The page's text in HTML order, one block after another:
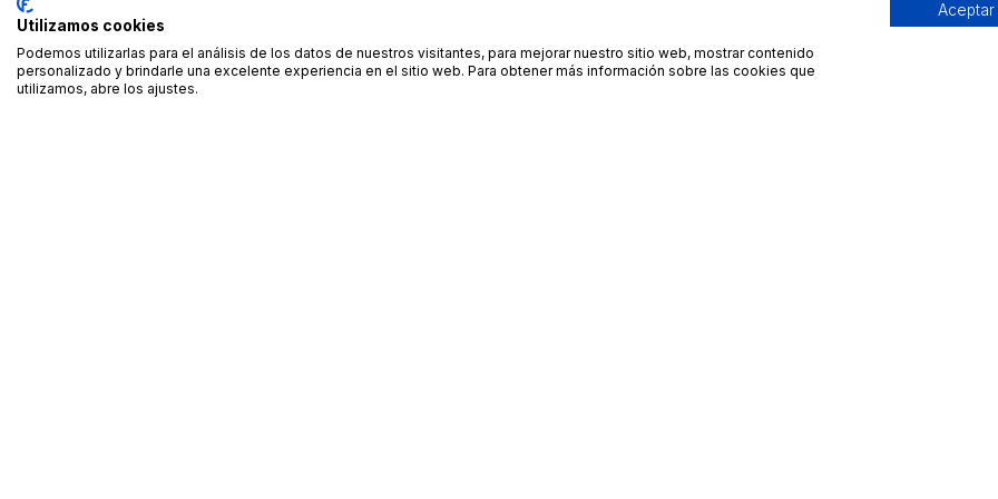
Utilizamos cookies
Podemos utilizarlas para el análisis de los datos de nuestros visitantes, para mejorar nuestro sitio web, mostrar contenido
personalizado y brindarle una excelente experiencia en el sitio web. Para obtener más información sobre las cookies que
utilizamos, abre los ajustes.